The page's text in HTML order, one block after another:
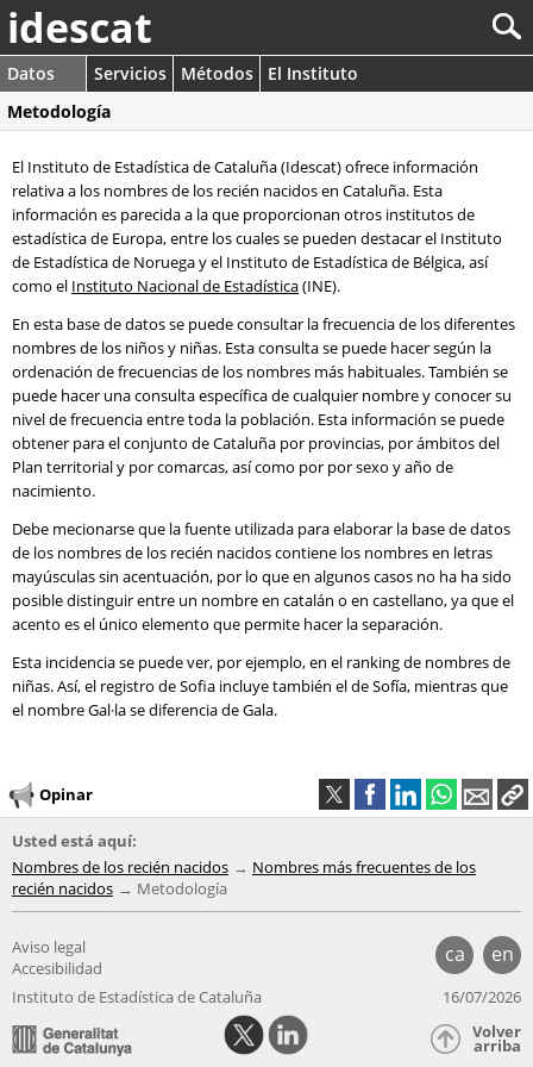
idescat
Datos Servicios Métodos
El Instituto
Metodología
El Instituto de Estadística de Cataluña (Idescat) ofrece información
relativa a los nombres de los recién nacidos en Cataluña. Esta
información es parecida a la que proporcionan otros institutos de
estadística de Europa, entre los cuales se pueden destacar el Instituto
de Estadística de Noruega y el Instituto de Estadística de Bélgica, así
como el Instituto Nacional de Estadística(INE).
En esta base de datos se puede consultar la frecuencia de los diferentes
nombres de los niños y niñas. Esta consulta se puede hacer según la
ordenación de frecuencias de los nombres más habituales. También se
puede hacer una consulta específica de cualquier nombre y conocer su
nivel de frecuencia entre toda la población. Esta información se puede
obtener para el conjunto de Cataluña por provincias, por ámbitos del
Plan territorial y por comarcas, así como por por sexo y año de
nacimiento.
Debe mecionarse que la fuente utilizada para elaborar la base de datos
de los nombres de los recién nacidos contiene los nombres en letras
mayúsculas sin acentuación, por lo que en algunos casos no ha ha sido
posible distinguir entre un nombre en catalán o en castellano, ya que el
acento es el único elemento que permite hacer la separación.
Esta incidencia se puede ver, por ejemplo, en el ranking de nombres de
niñas. Así, el registro de Sofia incluye también el de Sofía, mientras que
el nombre Gal·la se diferencia de Gala.
Opinar
Usted está aquí:
Nombres de los recién nacidos
Nombres más frecuentes de los
recién nacidos
Metodología
ca en
Aviso legal
Accesibilidad
Instituto de Estadística de Cataluña
16/07/2026
Volver
arriba